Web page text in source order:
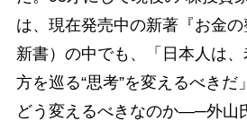
は、現在発売中の新著『お金
新書）の中でも、「日本人は
方を巡る“思考”を変えるべきだ
どう変えるべきなのか―─外山